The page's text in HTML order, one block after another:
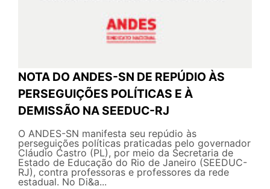
NOTA DO ANDES-SN DE REPÚDIO ÀS
PERSEGUIÇÕES POLÍTICAS E À
DEMISSÃO NA SEEDUC-RJ
O ANDES-SN manifesta seu repúdio às
perseguições políticas praticadas pelo governador
Cláudio Castro (PL), por meio da Secretaria de
Estado de Educação do Rio de Janeiro (SEEDUC-
RJ), contra professoras e professores da rede
estadual. No Di&a...